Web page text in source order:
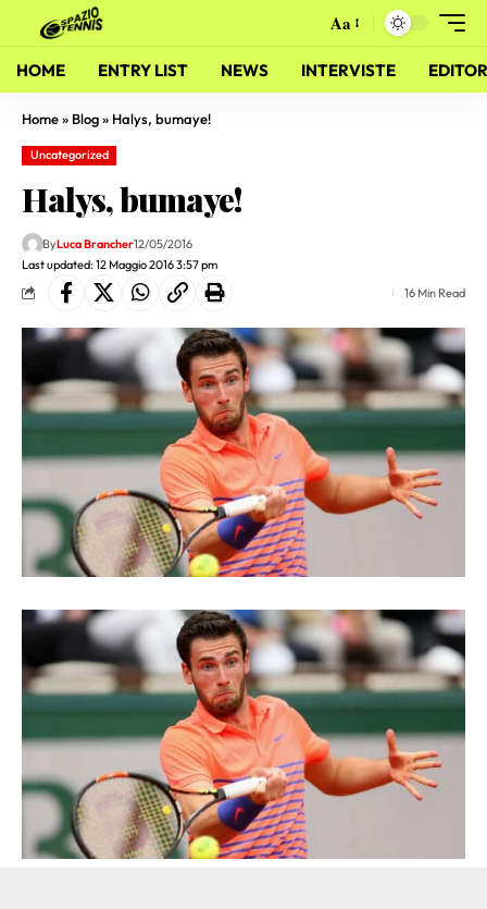
Aa
HOME ENTRY LIST NEWS INTERVISTE
Home» Blog» Halys, bumaye!
Uncategorized
Halys, bumaye!
Last updated: 12 Maggio 2016 3:57 pm
ByLuca Brancher12/05/2016
16 Min Read